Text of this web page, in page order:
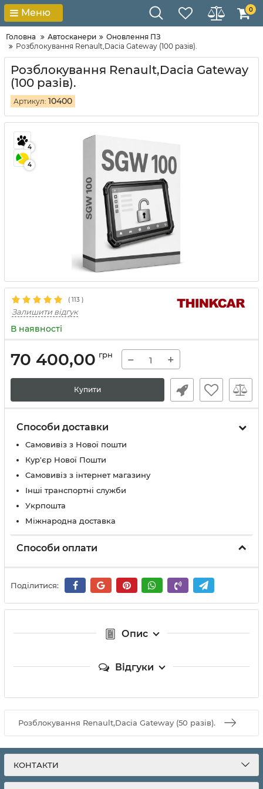
Меню 0
Головна Автосканери
Оновлення ПЗ
Розблокування Renault,Dacia Gateway (100 разів).
Розблокування Renault,Dacia Gateway
(100 разів).
Артикул: 10400
4
4
( 113 )
Залишити відгук
В наявності
70 400,00 грн − +
Купити
Способи доставки
Самовивіз з Нової пошти
Кур'єр Нової Пошти
Самовивіз з інтернет магазину
Інші транспортні служби
Укрпошта
Міжнародна доставка
Способи оплати
Поділитися:
Опис
Відгуки
Розблокування Renault,Dacia Gateway (50 разів).
КОНТАКТИ